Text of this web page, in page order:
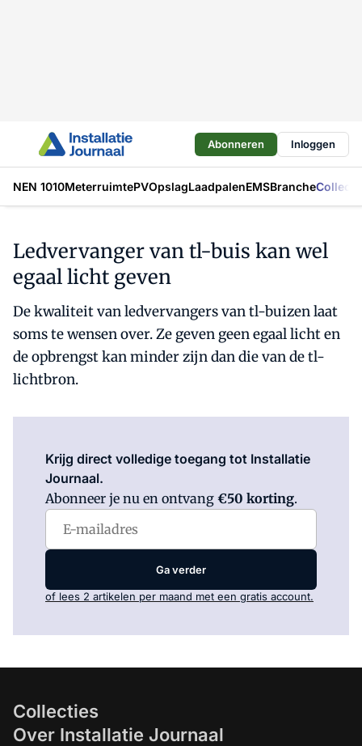
Abonneren Inloggen
NEN 1010MeterruimtePVOpslagLaadpalenEMSBranche
Ledvervanger van tl-buis kan wel
egaal licht geven
De kwaliteit van ledvervangers van tl-buizen laat
soms te wensen over. Ze geven geen egaal licht en
de opbrengst kan minder zijn dan die van de tl-
lichtbron.
Krijg direct volledige toegang tot Installatie
Journaal.
Abonneer je nu en ontvang €50 korting.
Ga verder
of lees 2 artikelen per maand met een gratis account.
Collecties
Over Installatie Journaal